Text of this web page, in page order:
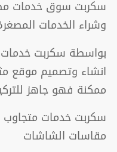
سكربت سوق خدمات
وشراء الخدمات
بواسطة سكربت
انشاء وتصميم موقع
ممكنة فهو جاهز
سكربت خدمات
مقاسات الشاشات